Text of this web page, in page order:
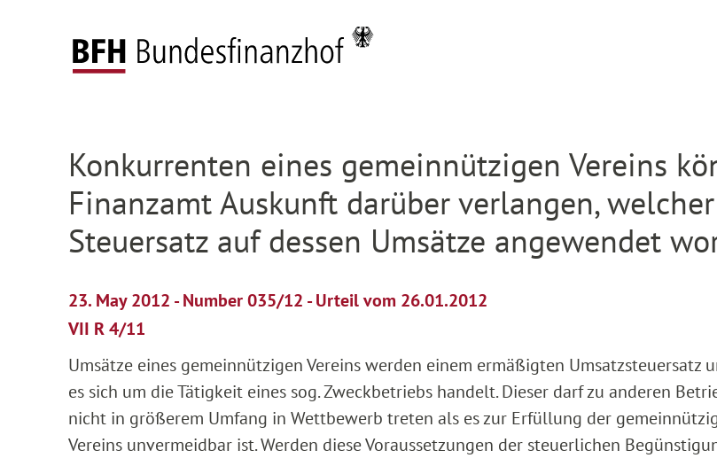
Federal Fiscal Court
Konkurrenten eines gemeinnützigen Vereins
Finanzamt Auskunft darüber verlangen, welcher
Steuersatz auf dessen Umsätze angewendet
23. May 2012 - Number 035/12 - Urteil vom 26.01.2012
VII R 4/11
Umsätze eines gemeinnützigen Vereins werden einem ermäßigten Umsatzsteuersatz
es sich um die Tätigkeit eines sog. Zweckbetriebs handelt. Dieser darf zu anderen
nicht in größerem Umfang in Wettbewerb treten als es zur Erfüllung der
Vereins unvermeidbar ist. Werden diese Voraussetzungen der steuerlichen